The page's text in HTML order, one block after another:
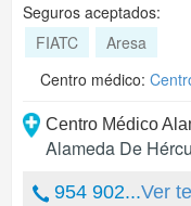
Seguros aceptados:
FIATC
Aresa
Centro médico:
Centro Médico
Alameda De
954 902...Ver